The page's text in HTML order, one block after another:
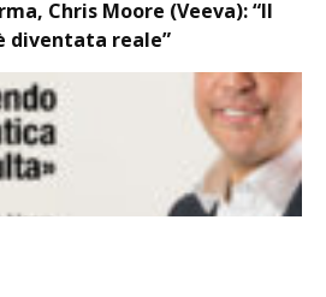
Chris Moore (Veeva): “Il
diventata reale”